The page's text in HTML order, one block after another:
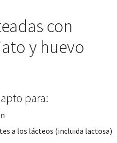
con
y huevo
para:
a los lácteos (incluida lactosa)